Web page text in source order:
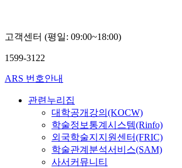
고객센터 (평일: 09:00~18:00)
1599-3122
ARS 번호안내
관련누리집
대학공개강의(KOCW)
학술정보통계시스템(Rinfo)
외국학술지지원센터(FRIC)
학술관계분석서비스(SAM)
사서커뮤니티